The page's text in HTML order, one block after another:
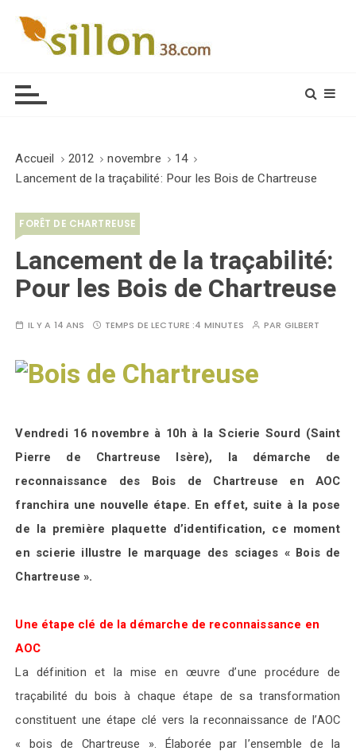
Accueil 2012 novembre
14
Lancement de la traçabilité: Pour les Bois de Chartreuse
FORÊT DE CHARTREUSE
Lancement de la traçabilité:
Pour les Bois de Chartreuse
IL Y A 14 ANS TEMPS DE LECTURE :4 MINUTES PAR GILBERT
Vendredi 16 novembre à 10h à la Scierie Sourd (Saint
Pierre de Chartreuse Isère), la démarche de
reconnaissance des Bois de Chartreuse en AOC
franchira une nouvelle étape. En effet, suite à la pose
de la première plaquette d’identification, ce moment
en scierie illustre le marquage des sciages « Bois de
Chartreuse ».
Une étape clé de la démarche de reconnaissance en
AOC
La définition et la mise en œuvre d’une procédure de
traçabilité du bois à chaque étape de sa transformation
constituent une étape clé vers la reconnaissance de l’AOC
« bois de Chartreuse ». Élaborée par l’ensemble de la